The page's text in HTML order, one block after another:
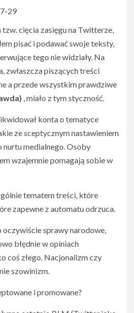
29
cięcia zasięgu na Twitterze,
pisać i podawać swoje teksty,
tego nie widziały. Na
zwłaszcza piszących treści
a przede wszystkim prawdziwe
, miało z tym styczność.
konta o tematyce
ze sceptycznym nastawieniem
nurtu medialnego. Osoby
wzajemnie pomagają sobie w
tematem treści, które
zapewne z automatu odrzuca.
oczywiście sprawy narodowe,
błędnie w opiniach
coś złego. Nacjonalizm czy
szowinizm.
i promowane?